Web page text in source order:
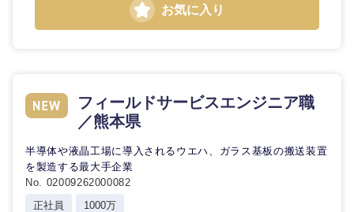
中国・四国地方
岡山県 広島県
香川県
お気に入り
フィールドサービスエンジニア職
／熊本県
半導体や液晶工場に導入されるウエハ、ガラス基板の搬送装置
を製造する最大手企業
No. 02009262000082
正社員
1000万